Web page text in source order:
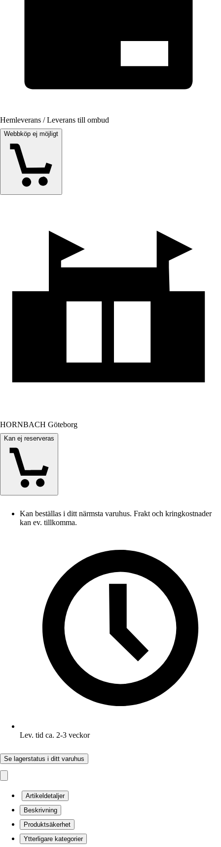
Hemleverans / Leverans till ombud
Webbköp ej möjligt
HORNBACH Göteborg
Kan ej reserveras
Kan beställas i ditt närmsta varuhus. Frakt och kringkostnader
kan ev. tillkomma.
Lev. tid ca. 2-3 veckor
Se lagerstatus i ditt varuhus
Artikeldetaljer
Beskrivning
Produktsäkerhet
Ytterligare kategorier